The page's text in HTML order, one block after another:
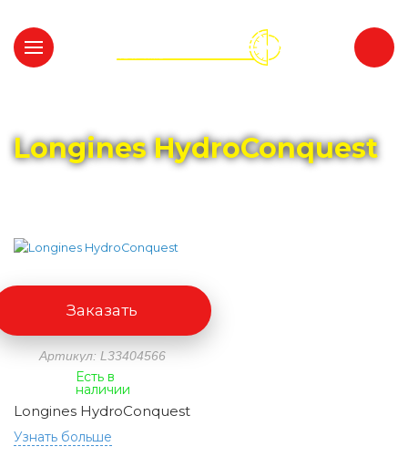
Longines HydroConquest
Артикул: L33404566
Есть в
наличии
Longines HydroConquest
Узнать больше
Заказать